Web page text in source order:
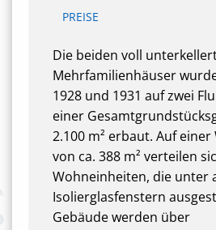
PREISE
Die beiden voll
Mehrfamilienhäuser
1928 und 1931 auf zwei
einer
2.100 m² erbaut. Auf
von ca. 388 m² verteilen
Wohneinheiten, die unter
Isolierglasfenstern
Gebäude werden über